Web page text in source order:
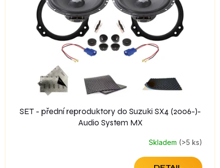
SET - přední reproduktory do Suzuki SX4 (2006-)-
Audio System MX
Skladem (>5 ks)